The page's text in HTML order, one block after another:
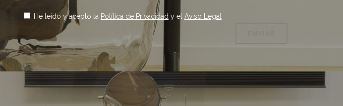
He leído y acepto la Política de Privacidad y el Aviso Legal